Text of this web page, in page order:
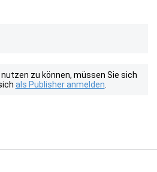
zu können, müssen Sie sich
als Publisher anmelden